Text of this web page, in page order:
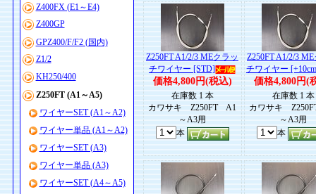
Z400FX (E1～E4)
Z400GP
GPZ400/F/F2 (国内)
Z1/2
KH250/400
Z250FT (A1～A5)
ワイヤーSET (A1～A2)
ワイヤー単品 (A1～A2)
ワイヤーSET (A3)
ワイヤー単品 (A3)
ワイヤーSET (A4～A5)
Z250FT A1/2/3 MEクラッ
チワイヤー [STD]
価格4,800円(税込)
在庫数 1 本
カワサキ Z250FT A1
～A3用
本
Z250FT A1/2/3
チワイヤー
価格4,800円(
在庫数 1 本
カワサキ
～A3用
本